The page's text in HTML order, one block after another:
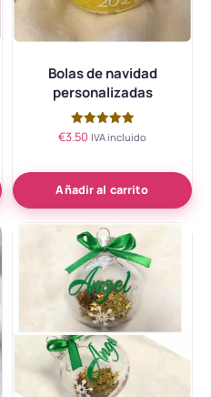
Bolas de navidad
personalizadas
Valorado
€3.50 IVA incluido
Añadir al carrito